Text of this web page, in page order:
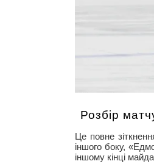
Розбір
Це повне
іншого боку,
іншому кінці